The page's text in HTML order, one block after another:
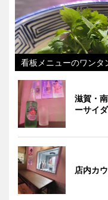
看板メニューのワンタ
滋賀・
ーサイダ
店内カ